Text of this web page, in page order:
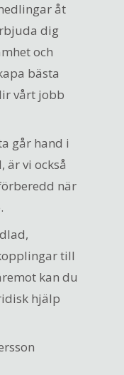
åt
dig
och
bästa
vårt jobb
går hand i
är vi också
när
till
kan du
hjälp